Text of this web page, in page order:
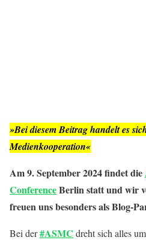
»Bei diesem Beitrag handelt es
Medienkooperation«
Am 9. September 2024 findet die
ConferenceBerlin statt und wir
freuen uns besonders als Blog-
Bei der#ASMC dreht sich alles